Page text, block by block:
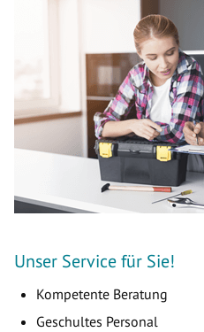
Unser Service für Sie!
Kompetente Beratung
Geschultes Personal